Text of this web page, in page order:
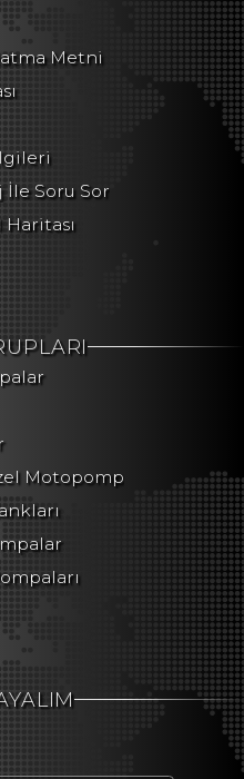
Metni
İle Soru Sor
Haritası
Motopomp